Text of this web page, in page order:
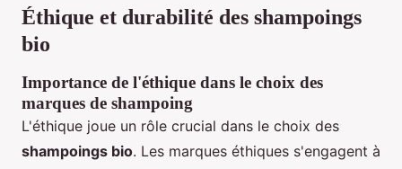
Éthique et durabilité des shampoings
bio
Importance de l'éthique dans le choix des
marques de shampoing
L'éthique joue un rôle crucial dans le choix des
shampoings bio. Les marques éthiques s'engagent à